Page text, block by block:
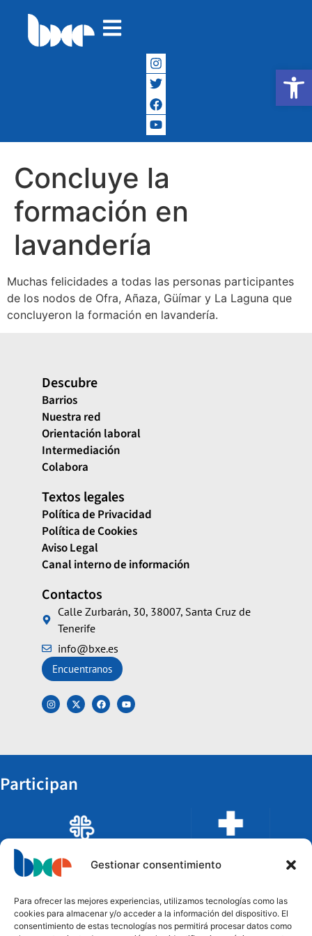
Abrir
Gestionar consentimiento
Para ofrecer las mejores experiencias, utilizamos tecnologías como las
cookies para almacenar y/o acceder a la información del dispositivo. El
consentimiento de estas tecnologías nos permitirá procesar datos como
Concluye la
formación en
lavandería
Muchas felicidades a todas las personas participantes
de los nodos de Ofra, Añaza, Güímar y La Laguna que
concluyeron la formación en lavandería.
Descubre
Barrios
Nuestra red
Orientación laboral
Intermediación
Colabora
Textos legales
Política de Privacidad
Política de Cookies
Aviso Legal
Canal interno de información
Contactos
Calle Zurbarán, 30, 38007, Santa Cruz de
Tenerife
info@bxe.es
Encuentranos
Participan